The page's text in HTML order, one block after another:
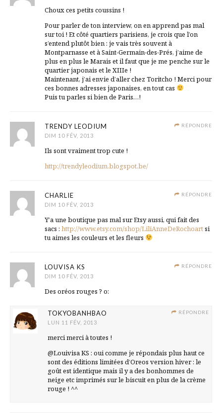
Choux ces petits coussins !
Pour parler de ton interview, on en apprend pas mal
sur toi ! Et côté quartiers parisiens, je crois que l’on
s’entend plutôt bien : je vais très souvent à
Montparnasse et à Saint-Germain-des-Prés, j’aime de
plus en plus le Marais et il faut que je me penche sur le
quartier japonais et le XIIIe !
Maintenant, j’ai envie d’aller chez Toritcho ! Merci pour
ces bonnes adresses japonaises, en tout cas
Puis tu parles si bien de Paris…!
RÉPONDRE
TRENDY LEODIUM
DIM 10 FÉV, 2013
Ils sont vraiment trop cute !
http://trendyleodium.blogspot.be/
RÉPONDRE
CHARLIE
DIM 10 FÉV, 2013
Y’a une boutique pas mal sur Etsy aussi, qui fait des
sacs : http://www.etsy.com/shop/LiliAnneDeRochoartsi
tu aimes les couleurs et les fleurs
RÉPONDRE
LOUVISA KS
DIM 10 FÉV, 2013
Des oréos rouges ? o:
RÉPONDRE
TOKYOBANHBAO
LUN 11 FÉV, 2013
merci merci à toutes !
@Louivisa KS : oui comme je répondais plus haut ce
sont des éditions limitées d’Oreos version hiver : le
goût est identique mais il y a des bonhommes de
neige etc imprimés sur le biscuit en plus de la crème
rouge ! ^^